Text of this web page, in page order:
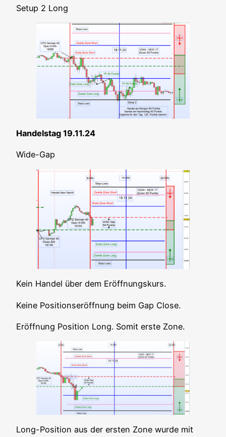
Set­up 2 Long
Han­dels­tag 19.11.24
Wide-Gap
Kein Han­del über dem Eröffnungskurs.
Kei­ne Posi­ti­ons­er­öff­nung beim Gap Close.
Eröff­nung Posi­ti­on Long. Somit ers­te Zone.
Long-Posi­ti­on aus der ers­ten Zone wur­de mit